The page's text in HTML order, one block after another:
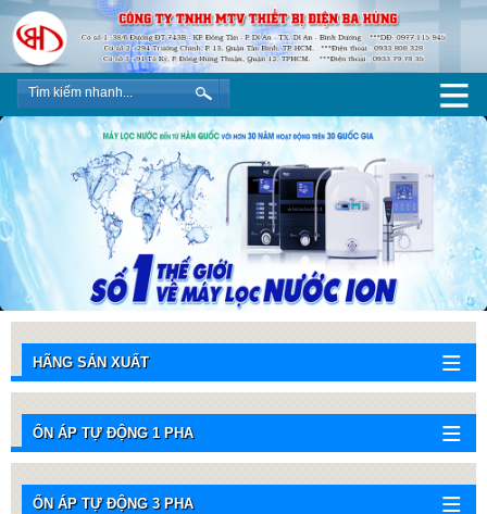
HÃNG SẢN XUẤT
ỔN ÁP TỰ ĐỘNG 1 PHA
ỔN ÁP TỰ ĐỘNG 3 PHA